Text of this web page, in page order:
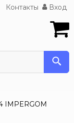
Контакты Вход
IMPERGOM